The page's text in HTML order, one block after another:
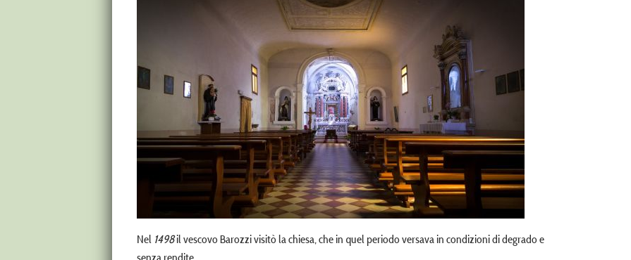
Nel 1498il vescovo Barozzi visitò la chiesa, che in quel periodo versava in condizioni di degrado e